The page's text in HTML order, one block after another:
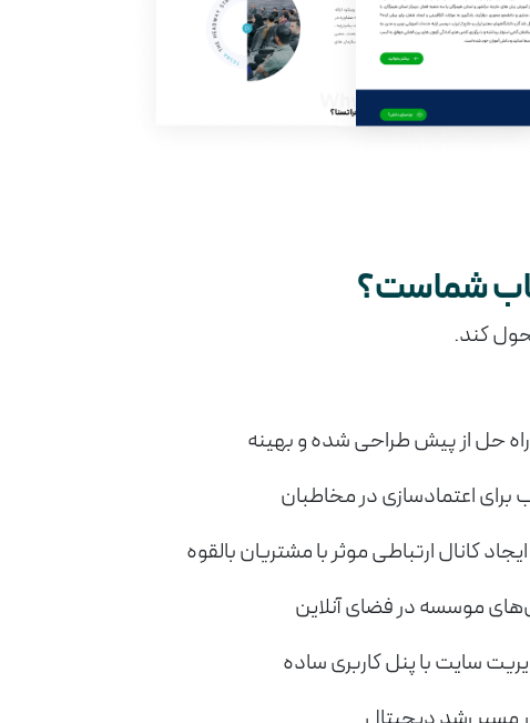
شماست؟
کند.
حل از پیش طراحی شده و بهینه
برای اعتمادسازی در مخاطبان
کانال ارتباطی موثر با مشتریان بالقوه
موسسه در فضای آنلاین
سایت با پنل کاربری ساده